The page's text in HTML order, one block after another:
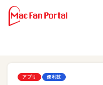
アプリ 便利技